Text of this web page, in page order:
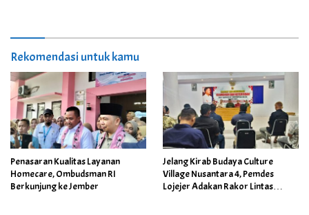
Rekomendasi untuk kamu
Penasaran Kualitas Layanan
Homecare, Ombudsman RI
Berkunjung ke Jember
Jelang Kirab Budaya Culture
Village Nusantara 4, Pemdes
Lojejer Adakan Rakor Lintas